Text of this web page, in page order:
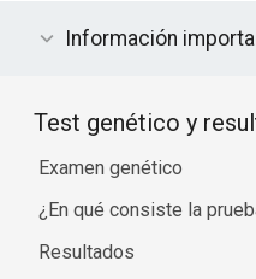
Información
Test genético y
Examen genético
¿En qué consiste la
Resultados